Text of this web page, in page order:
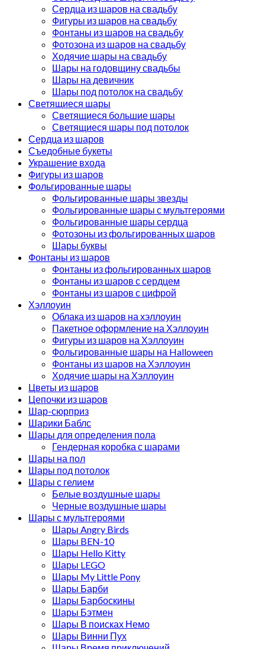
Сердца из шаров на свадьбу
Фигуры из шаров на свадьбу
Фонтаны из шаров на свадьбу
Фотозона из шаров на свадьбу
Ходячие шары на свадьбу
Шары на годовщину свадьбы
Шары на девичник
Шары под потолок на свадьбу
Светящиеся шары
Светящиеся большие шары
Светящиеся шары под потолок
Сердца из шаров
Съедобные букеты
Украшение входа
Фигуры из шаров
Фольгированные шары
Фольгированные шары звезды
Фольгированные шары с мультгероями
Фольгированные шары сердца
Фотозоны из фольгированных шаров
Шары буквы
Фонтаны из шаров
Фонтаны из фольгированных шаров
Фонтаны из шаров с сердцем
Фонтаны из шаров с цифрой
Хэллоуин
Облака из шаров на хэллоуин
Пакетное оформление на Хэллоуин
Фигуры из шаров на Хэллоуин
Фольгированные шары на Halloween
Фонтаны из шаров на Хэллоуин
Ходячие шары на Хэллоуин
Цветы из шаров
Цепочки из шаров
Шар-сюрприз
Шарики Баблс
Шары для определения пола
Гендерная коробка с шарами
Шары на пол
Шары под потолок
Шары с гелием
Белые воздушные шары
Черные воздушные шары
Шары с мультгероями
Шары Angry Birds
Шары BEN-10
Шары Hello Kitty
Шары LEGO
Шары My Little Pony
Шары Барби
Шары Барбоскины
Шары Бэтмен
Шары В поисках Немо
Шары Винни Пух